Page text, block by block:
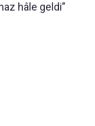
hâle geldi”